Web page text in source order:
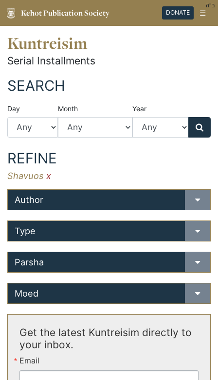
Kehot Publication Society DONATE ☰
ב"ה
Kuntreisim
Serial Installments
SEARCH
Day Month Year
REFINE
Shavuos x
Author
Type
Parsha
Moed
Get the latest Kuntreisim directly to
your inbox.
Email